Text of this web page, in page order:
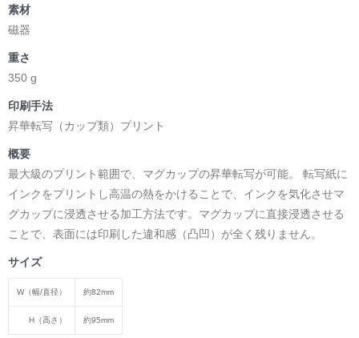
素材
磁器
重さ
350 g
印刷手法
昇華転写（カップ類）プリント
概要
最大級のプリント範囲で、マグカップの昇華転写が可能。 転写紙に
インクをプリントし高温の熱をかけることで、インクを気化させマ
グカップに浸透させる加工方法です。マグカップに直接浸透させる
ことで、表面には印刷した違和感（凸凹）が全く残りません。
サイズ
W（幅/直径） 約82mm
H（高さ） 約95mm